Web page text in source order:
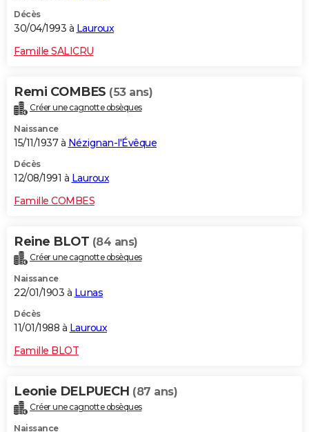
Décès
30/04/1993 à Lauroux
Famille SALICRU
Remi COMBES (53 ans)
Créer une cagnotte obsèques
Naissance
15/11/1937 à Nézignan-l'Évêque
Décès
12/08/1991 à Lauroux
Famille COMBES
Reine BLOT (84 ans)
Créer une cagnotte obsèques
Naissance
22/01/1903 à Lunas
Décès
11/01/1988 à Lauroux
Famille BLOT
Leonie DELPUECH (87 ans)
Créer une cagnotte obsèques
Naissance